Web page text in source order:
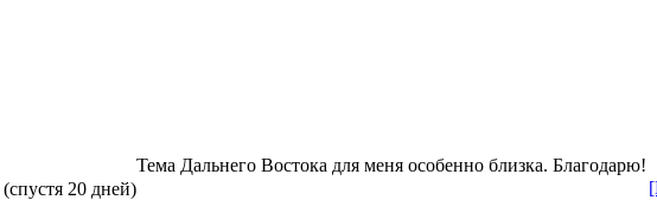
(спустя 20 дней)
Тема Дальнего Востока для меня особенно близка. Благодарю!